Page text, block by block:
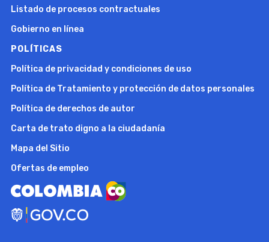
Listado de procesos contractuales
Gobierno en línea
POLÍTICAS
Política de privacidad y condiciones de uso
Política de Tratamiento y protección de datos personales
Política de derechos de autor
Carta de trato digno a la ciudadanía
Mapa del Sitio
Ofertas de empleo